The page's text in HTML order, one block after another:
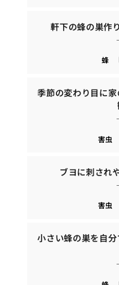
軒下の蜂の巣作
蜂
季節の変わり目に
害虫
ブヨに刺され
害虫
小さい蜂の巣を自